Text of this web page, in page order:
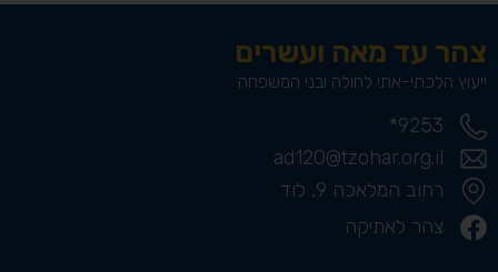
צהר עד מאה ועשרים
ייעוץ הלכתי-אתי לחולה ובני המשפחה
9253*
ad120@tzohar.org.il
רחוב המלאכה 9, לוד
צהר לאתיקה